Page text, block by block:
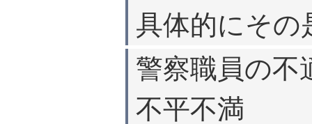
具体的にその
警察職員の不
不平不満